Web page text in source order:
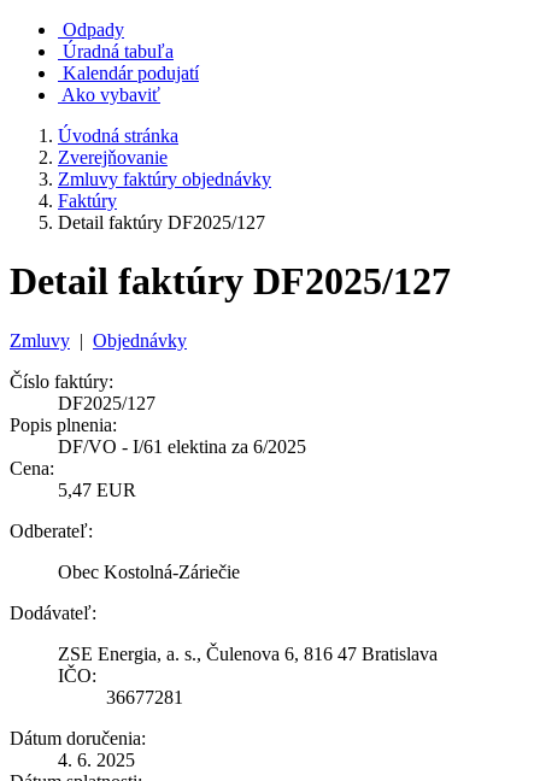
Odpady
Úradná tabuľa
Kalendár podujatí
Ako vybaviť
Úvodná stránka
Zverejňovanie
Zmluvy faktúry objednávky
Faktúry
Detail faktúry DF2025/127
Detail faktúry DF2025/127
Zmluvy | Objednávky
Číslo faktúry:
DF2025/127
Popis plnenia:
DF/VO - I/61 elektina za 6/2025
Cena:
5,47 EUR
Odberateľ:
Obec Kostolná-Záriečie
Dodávateľ:
ZSE Energia, a. s., Čulenova 6, 816 47 Bratislava
IČO:
36677281
Dátum doručenia:
4. 6. 2025